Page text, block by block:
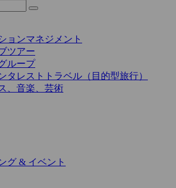
ョンマネジメント
ツアー
ループ
タレストトラベル（目的型旅行）
、音楽、芸術
グ & イベント